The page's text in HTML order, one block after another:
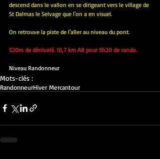
descend dans le vallon en se dirigeant vers le village de
St Dalmas le Selvage que l'on a en visuel.
On retrouve la piste de l'aller au niveau du pont.
520m de dénivelé. 10,7 km AR pour 5h20 de rando.
Niveau Randonneur
Mots-clés :
RandonneurHiver Mercantour